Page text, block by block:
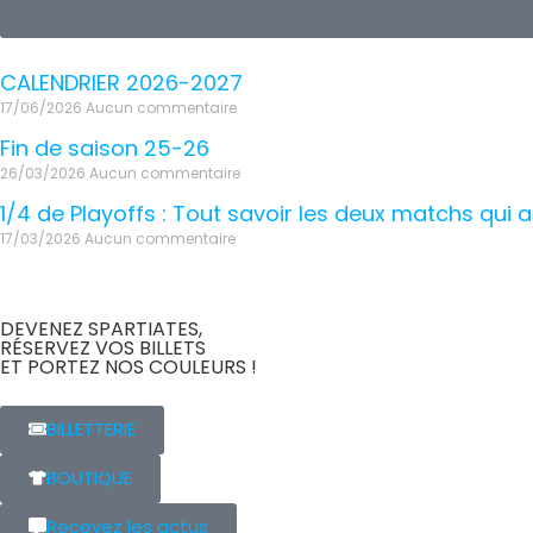
CALENDRIER 2026-2027
17/06/2026 Aucun commentaire
Fin de saison 25-26
26/03/2026 Aucun commentaire
1/4 de Playoffs : Tout savoir les deux matchs qui
17/03/2026 Aucun commentaire
DEVENEZ SPARTIATES,
RÉSERVEZ VOS BILLETS
ET PORTEZ NOS COULEURS !
BILLETTERIE
BOUTIQUE
Recevez les actus